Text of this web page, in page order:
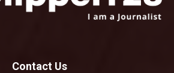
Contact Us